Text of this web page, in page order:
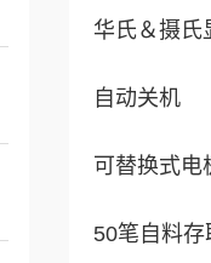
华氏＆摄氏
自动关机
可替换式电
50笔自料存